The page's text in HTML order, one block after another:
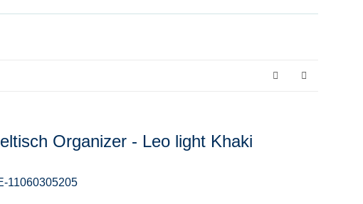
Organizer - Leo light Khaki
11060305205